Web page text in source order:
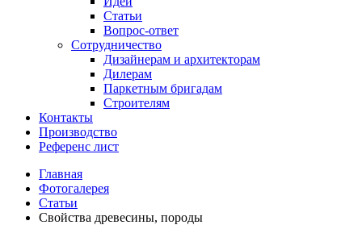
Статьи
Вопрос-ответ
Сотрудничество
Дизайнерам и архитекторам
Дилерам
Паркетным бригадам
Строителям
Контакты
Производство
Референс лист
Главная
Фотогалерея
Статьи
Свойства древесины, породы